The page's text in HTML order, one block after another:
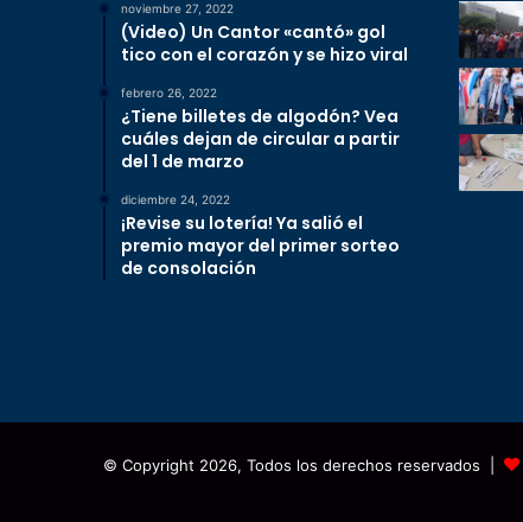
noviembre 27, 2022
(Video) Un Cantor «cantó» gol
tico con el corazón y se hizo viral
febrero 26, 2022
¿Tiene billetes de algodón? Vea
cuáles dejan de circular a partir
del 1 de marzo
diciembre 24, 2022
¡Revise su lotería! Ya salió el
premio mayor del primer sorteo
de consolación
© Copyright 2026, Todos los derechos reservados |